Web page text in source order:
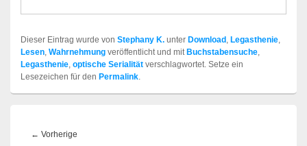
Dieser Eintrag wurde von Stephany K. unter Download , Legasthenie,
Lesen, Wahrnehmung veröffentlicht und mit Buchstabensuche,
Legasthenie, optische Serialität verschlagwortet. Setze ein
Lesezeichen für den Permalink.
← Vorherige